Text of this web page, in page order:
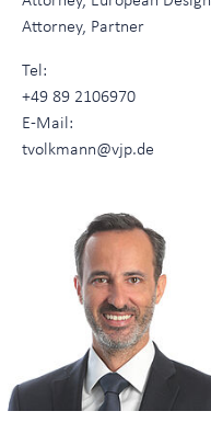
Attorney, Partner
Tel:
+49 89 2106970
E-Mail:
tvolkmann@vjp.de